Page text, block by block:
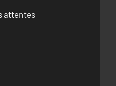
attentes